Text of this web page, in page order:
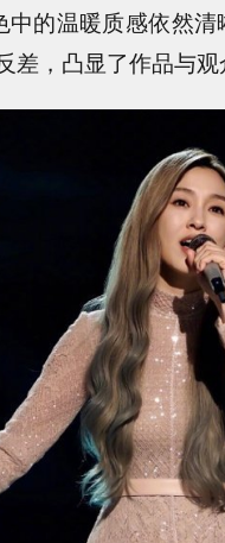
中的温暖质感依然
差，凸显了作品与观